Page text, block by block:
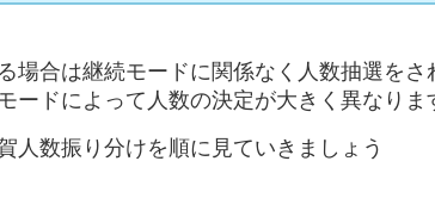
場合は継続モードに関係なく人数抽選をさ
ードによって人数の決定が大きく異なりま
人数振り分けを順に見ていきましょう